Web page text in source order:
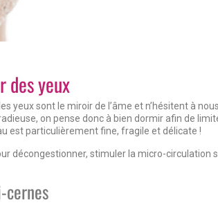
des yeux
yeux sont le miroir de l’âme et n’hésitent à
on pense donc à bien dormir afin de
est particulièrement fine, fragile et délicate !
décongestionner, stimuler la micro-circulation
cernes